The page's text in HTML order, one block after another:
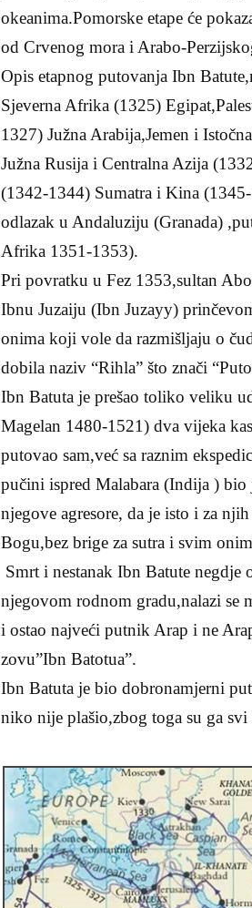
okeanima.Pomorske etape će
od Crvenog mora i Arabo-
Opis etapnog putovanja Ibn
Sjeverna Afrika (1325)
1327) Južna Arabija,Jemen i
Južna Rusija i Centralna Azija
(1342-1344) Sumatra i Kina
odlazak u Andaluziju (Granada)
Afrika 1351-1353).
Pri povratku u Fez 1353,sultan
Ibnu Juzaiju (Ibn Juzayy)
onima koji vole da razmišljaju o
dobila naziv “Rihla” što znači
Ibn Batuta je prešao toliko veliku
Magelan 1480-1521) dva vijeka
putovao sam,već sa raznim
pučini ispred Malabara (Indija )
njegove agresore, da je isto i za
Bogu,bez brige za sutra i svim
Smrt i nestanak Ibn Batute
njegovom rodnom gradu,nalazi
i ostao najveći putnik Arap i ne
zovu”Ibn Batotua”.
Ibn Batuta je bio dobronamjerni
niko nije plašio,zbog toga su ga